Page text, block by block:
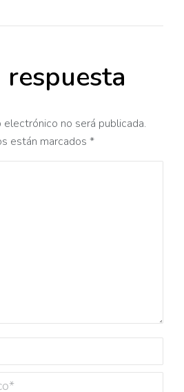
respuesta
no será publicada.
están marcados *
*